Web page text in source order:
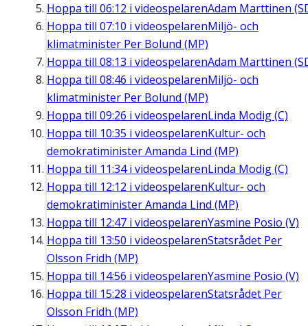
Hoppa till 06:12 i videospelarenAdam Marttinen
Hoppa till 07:10 i videospelarenMiljö- och
klimatminister Per Bolund (MP)
Hoppa till 08:13 i videospelarenAdam Marttinen
Hoppa till 08:46 i videospelarenMiljö- och
klimatminister Per Bolund (MP)
Hoppa till 09:26 i videospelarenLinda Modig (C)
Hoppa till 10:35 i videospelarenKultur- och
demokratiminister Amanda Lind (MP)
Hoppa till 11:34i videospelarenLinda Modig (C)
Hoppa till 12:12 i videospelarenKultur- och
demokratiminister Amanda Lind (MP)
Hoppa till 12:47 i videospelarenYasmine Posio (V)
Hoppa till 13:50 i videospelarenStatsrådet Per
Olsson Fridh (MP)
Hoppa till 14:56 i videospelarenYasmine Posio (V)
Hoppa till 15:28 i videospelarenStatsrådet Per
Olsson Fridh (MP)